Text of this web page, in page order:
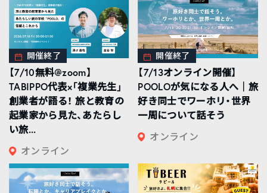
開催終了
【7/10無料@zoom】
TABIPPO代表×「複業先生」
創業者が語る！ 旅と教育の
起業家から見た、あたらし
い旅...
オンライン
開催終了
【7/13オンライン開催】
POOLOが気になる人へ｜旅
好き同士でワーホリ・世界
一周について話そう
オンライン